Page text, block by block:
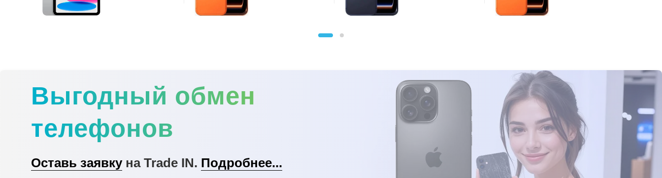
Выгодный обмен
телефонов
Оставь заявкуна Trade IN. Подробнее...